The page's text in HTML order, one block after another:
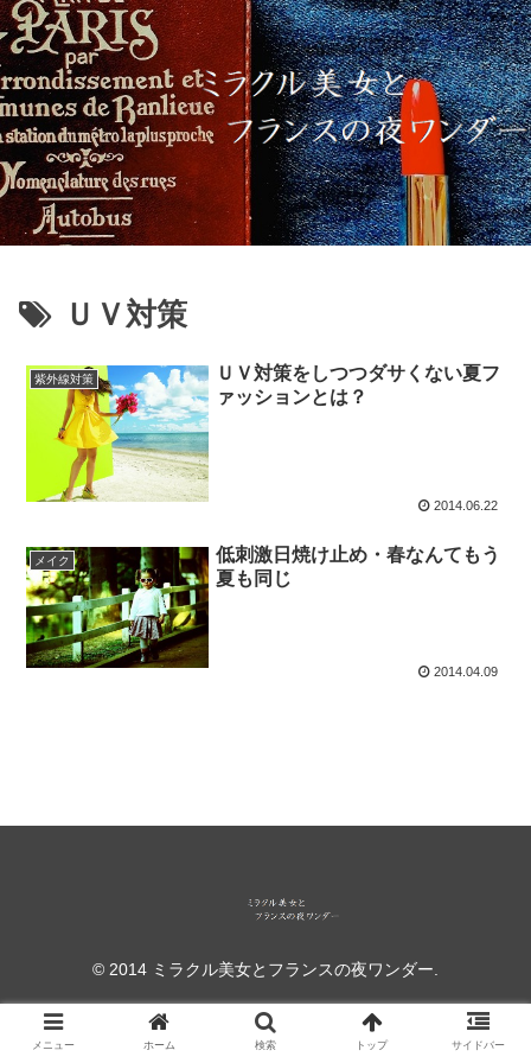
ＵＶ対策
紫外線対策
ＵＶ対策をしつつダサくない夏フ
ァッションとは？
2014.06.22
メイク
低刺激日焼け止め・春なんてもう
夏も同じ
2014.04.09
© 2014 ミラクル美女とフランスの夜ワンダー.
メニュー ホーム 検索 トップ サイドバー